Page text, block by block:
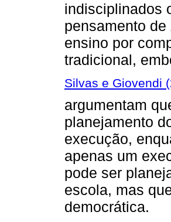
indisciplinados
pensamento
ensino por
tradicional,
Silvas e Giovendi
argumentam
planejamento
execução,
apenas um
pode ser
escola, mas
democrática.